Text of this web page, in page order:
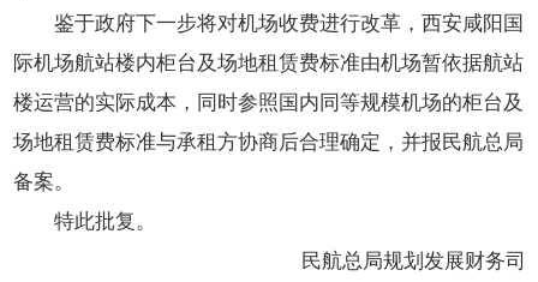
鉴于政府下一步将对机场收费进行改革，西安咸阳国
际机场航站楼内柜台及场地租赁费标准由机场暂依据航站
楼运营的实际成本，同时参照国内同等规模机场的柜台及
场地租赁费标准与承租方协商后合理确定，并报民航总局
备案。
特此批复。
民航总局规划发展财务司
开
导
模
式